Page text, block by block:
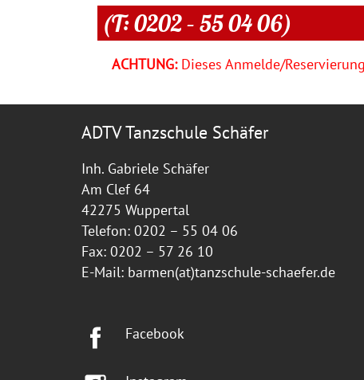
(T: 0202 – 55 04 06)
ACHTUNG:Dieses Anmelde/
ADTV Tanzschule Schäfer
Inh. Gabriele Schäfer
Am Clef 64
42275 Wuppertal
Telefon: 0202 – 55 04 06
Fax: 0202 – 57 26 10
E-Mail: barmen(at)tanzschule-schaefer.de
Facebook